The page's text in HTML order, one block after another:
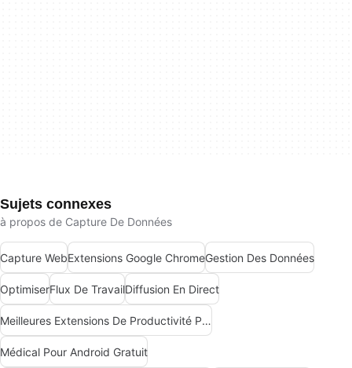
Sujets connexes
à propos de Capture De Données
Capture WebExtensions Google ChromeGestion Des Données
OptimiserFlux De TravailDiffusion En Direct
Meilleures Extensions De Productivité Pour Chrome
Médical Pour Android Gratuit